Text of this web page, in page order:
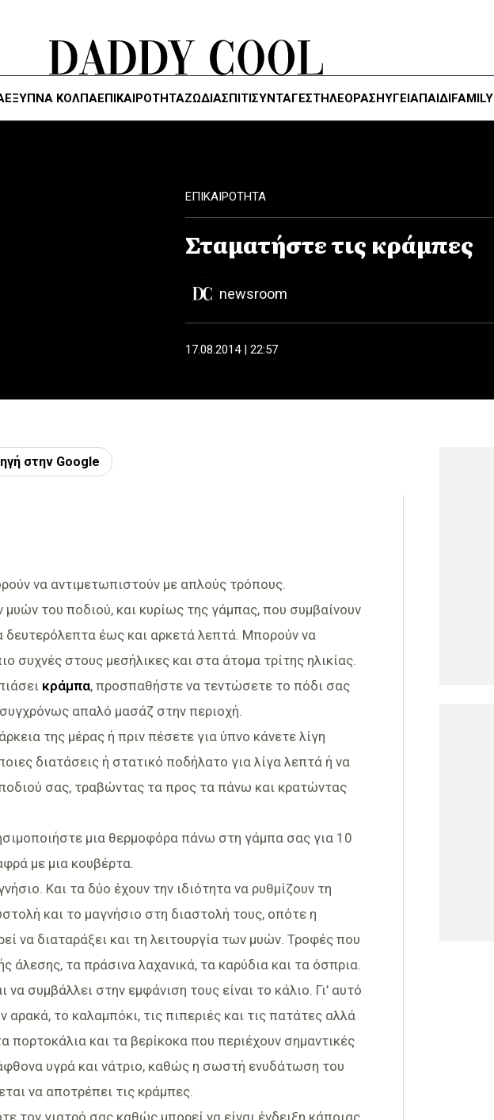
ΈΞΥΠΝΑ ΚΌΛΠΑΕΠΙΚΑΙΡΟΤΗΤΑΖΏΔΙΑΣΠΙΤΙΣΥΝΤΑΓΕΣΤΗΛΕΌΡΑΣΗΥΓΕΊΑΠΑΙΔΙFAMILY
ΕΠΙΚΑΙΡΟΤΗΤΑ
Σταματήστε τις κράμπες
newsroom
17.08.2014 | 22:57
στην Google
να αντιμετωπιστούν με απλούς τρόπους.
του ποδιού, και κυρίως της γάμπας, που συμβαίνουν
έως και αρκετά λεπτά. Μπορούν να
συχνές στους μεσήλικες και στα άτομα τρίτης ηλικίας.
κράμπα, προσπαθήστε να τεντώσετε το πόδι σας
απαλό μασάζ στην περιοχή.
της μέρας ή πριν πέσετε για ύπνο κάνετε λίγη
διατάσεις ή στατικό ποδήλατο για λίγα λεπτά ή να
σας, τραβώντας τα προς τα πάνω και κρατώντας
μια θερμοφόρα πάνω στη γάμπα σας για 10
με μια κουβέρτα.
Και τα δύο έχουν την ιδιότητα να ρυθμίζουν τη
και το μαγνήσιο στη διαστολή τους, οπότε η
να διαταράξει και τη λειτουργία των μυών. Τροφές που
άλεσης, τα πράσινα λαχανικά, τα καρύδια και τα όσπρια.
συμβάλλει στην εμφάνιση τους είναι το κάλιο. Γι’ αυτό
το καλαμπόκι, τις πιπεριές και τις πατάτες αλλά
και τα βερίκοκα που περιέχουν σημαντικές
υγρά και νάτριο, καθώς η σωστή ενυδάτωση του
να αποτρέπει τις κράμπες.
τον γιατρό σας καθώς μπορεί να είναι ένδειξη κάποιας